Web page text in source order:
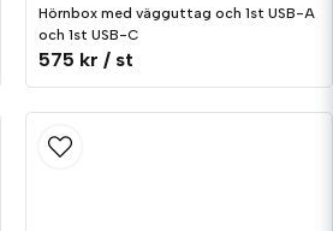
Hörnbox med vägguttag och 1st USB-A
och 1st USB-C
575 kr / st